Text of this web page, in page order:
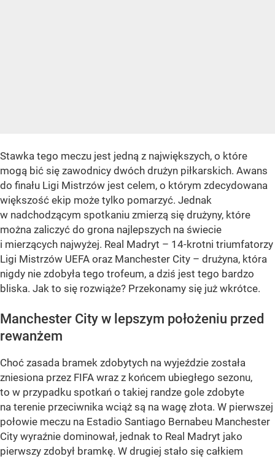
Stawka tego meczu jest jedną z największych, o które
mogą bić się zawodnicy dwóch drużyn piłkarskich. Awans
do finału Ligi Mistrzów jest celem, o którym zdecydowana
większość ekip może tylko pomarzyć. Jednak
w nadchodzącym spotkaniu zmierzą się drużyny, które
można zaliczyć do grona najlepszych na świecie
i mierzących najwyżej. Real Madryt – 14-krotni triumfatorzy
Ligi Mistrzów UEFA oraz Manchester City – drużyna, która
nigdy nie zdobyła tego trofeum, a dziś jest tego bardzo
bliska. Jak to się rozwiąże? Przekonamy się już wkrótce.
Manchester City w lepszym położeniu przed
rewanżem
Choć zasada bramek zdobytych na wyjeździe została
zniesiona przez FIFA wraz z końcem ubiegłego sezonu,
to w przypadku spotkań o takiej randze gole zdobyte
na terenie przeciwnika wciąż są na wagę złota. W pierwszej
połowie meczu na Estadio Santiago Bernabeu Manchester
City wyraźnie dominował, jednak to Real Madryt jako
pierwszy zdobył bramkę. W drugiej stało się całkiem